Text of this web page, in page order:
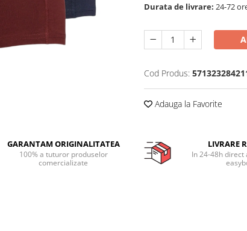
Durata de livrare: 24-72
Cod Produs:
Adauga la Favorite
GARANTAM ORIGINALITATEA
100% a tuturor produselor
comercializate
LIVRARE
In 24-48h direct